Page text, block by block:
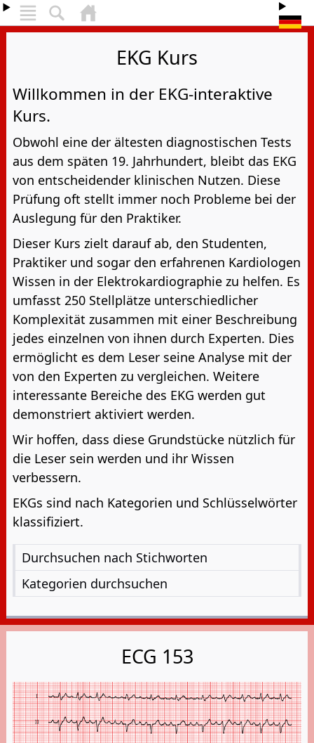
EKG Kurs
Willkommen in der EKG-interaktive
Kurs.
Obwohl eine der ältesten diagnostischen Tests
aus dem späten 19. Jahrhundert, bleibt das EKG
von entscheidender klinischen Nutzen. Diese
Prüfung oft stellt immer noch Probleme bei der
Auslegung für den Praktiker.
Dieser Kurs zielt darauf ab, den Studenten,
Praktiker und sogar den erfahrenen Kardiologen
Wissen in der Elektrokardiographie zu helfen. Es
umfasst 250 Stellplätze unterschiedlicher
Komplexität zusammen mit einer Beschreibung
jedes einzelnen von ihnen durch Experten. Dies
ermöglicht es dem Leser seine Analyse mit der
von den Experten zu vergleichen. Weitere
interessante Bereiche des EKG werden gut
demonstriert aktiviert werden.
Wir hoffen, dass diese Grundstücke nützlich für
die Leser sein werden und ihr Wissen
verbessern.
EKGs sind nach Kategorien und Schlüsselwörter
klassifiziert.
Durchsuchen nach Stichworten
Kategorien durchsuchen
ECG 153